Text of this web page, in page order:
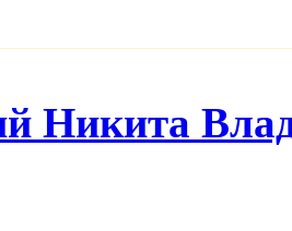
Никита